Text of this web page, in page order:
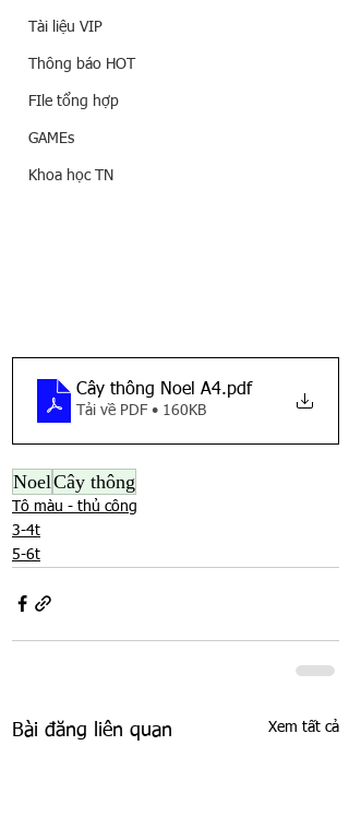
Tài liệu VIP
Thông báo HOT
FIle tổng hợp
GAMEs
Khoa học TN
Cây thông Noel A4.pdf
Tải về PDF • 160KB
NoelCây thông
Tô màu - thủ công
3-4t
5-6t
Bài đăng liên quan Xem tất cả